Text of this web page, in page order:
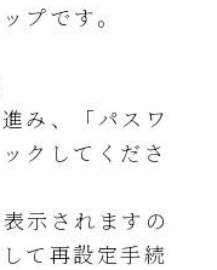
プです。
み、「パスワ
クしてくださ
⽰されますの
て再設定⼿続